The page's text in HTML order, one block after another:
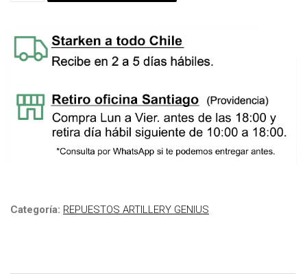
Categoría: REPUESTOS ARTILLERY GENIUS